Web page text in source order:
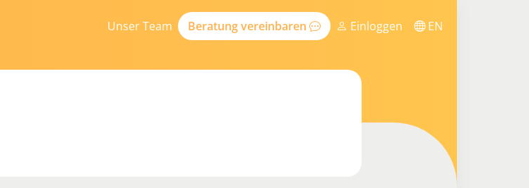
Unser Team Beratung vereinbaren Einloggen EN